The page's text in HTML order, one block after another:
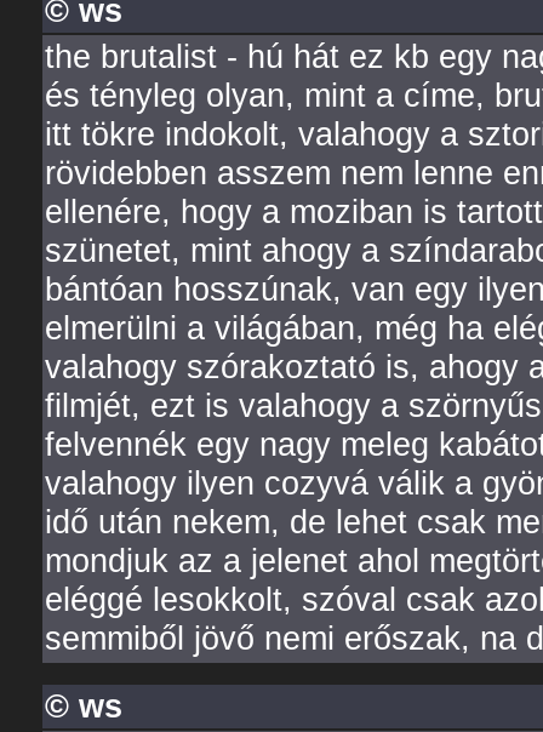
© ws
the brutalist - hú hát ez kb egy
és tényleg olyan, mint a címe,
itt tökre indokolt, valahogy a
rövidebben asszem nem lenne
ellenére, hogy a moziban is
szünetet, mint ahogy a
bántóan hosszúnak, van egy
elmerülni a világában, még ha
valahogy szórakoztató is, ahogy
filmjét, ezt is valahogy a
felvennék egy nagy meleg
valahogy ilyen cozyvá válik a
idő után nekem, de lehet csak
mondjuk az a jelenet ahol
eléggé lesokkolt, szóval csak
semmiből jövő nemi erőszak, na
© ws